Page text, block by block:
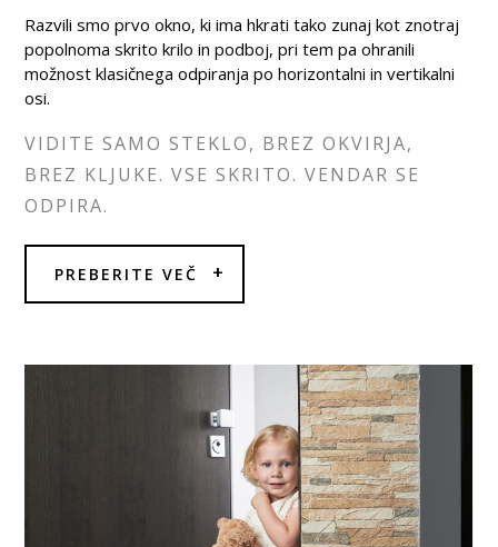
Razvili smo prvo okno, ki ima hkrati tako zunaj kot znotraj
popolnoma skrito krilo in podboj, pri tem pa ohranili
možnost klasičnega odpiranja po horizontalni in vertikalni
osi.
VIDITE SAMO STEKLO, BREZ OKVIRJA,
BREZ KLJUKE. VSE SKRITO. VENDAR SE
ODPIRA.
PREBERITE VEČ